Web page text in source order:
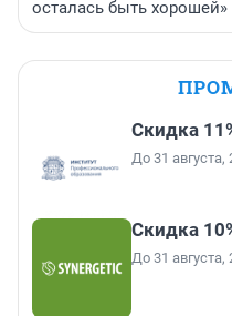
осталась быть хорошей»
Скидка
До 31 августа,
Скидка
До 31 августа,